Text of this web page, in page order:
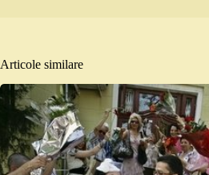
Articole similare